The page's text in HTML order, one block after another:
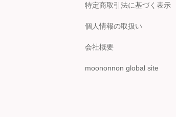
奈良県生駒市谷田町
店舗詳細へ
特定商取引法に基づく表示
個人情報の取扱い
会社概要
moononnon global site